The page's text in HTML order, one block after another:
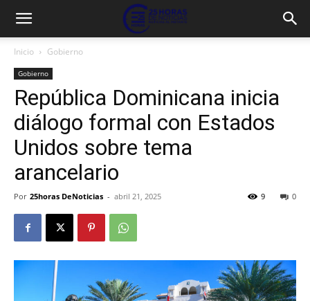
Inicio Gobierno
Gobierno
República Dominicana inicia
diálogo formal con Estados
Unidos sobre tema
arancelario
Por 25horas DeNoticias - abril 21, 2025 0
9